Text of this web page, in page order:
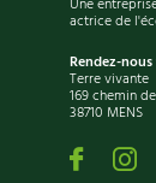
actrice de
Rendez-
Terre vivante
169 chemin
38710 MENS